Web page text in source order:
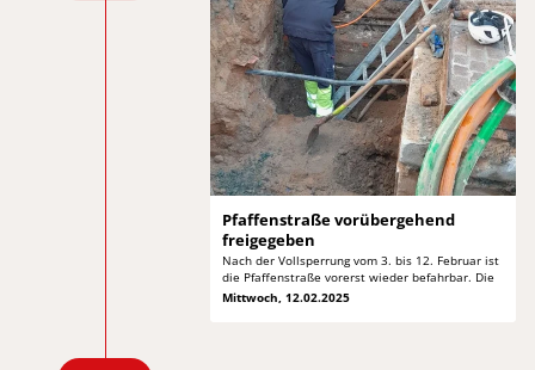
Pfaffenstraße vorübergehend
freigegeben
Nach der Vollsperrung vom 3. bis 12. Februar ist
die Pfaffenstraße vorerst wieder befahrbar. Die
Mittwoch, 12.02.2025